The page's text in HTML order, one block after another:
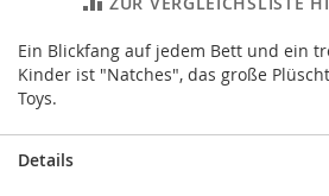
Ein Blickfang auf jedem Bett und ein
Kinder ist "Natches", das große
Toys.
Details